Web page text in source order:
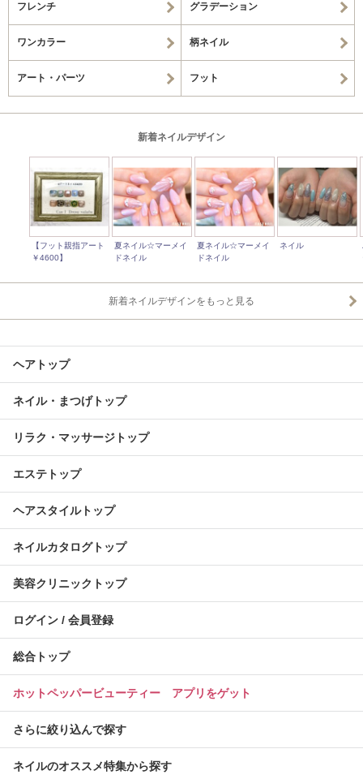
フレンチ グラデーション
ワンカラー 柄ネイル
アート・パーツ フット
新着ネイルデザイン
【フット親指アート
￥4600】
夏ネイル☆マーメイ
ドネイル
夏ネイル☆マーメイ
ドネイル
ネイル
新着ネイルデザインをもっと見る
ヘアトップ
ネイル・まつげトップ
リラク・マッサージトップ
エステトップ
ヘアスタイルトップ
ネイルカタログトップ
美容クリニックトップ
ログイン / 会員登録
総合トップ
ホットペッパービューティー アプリをゲット
さらに絞り込んで探す
ネイルのオススメ特集から探す